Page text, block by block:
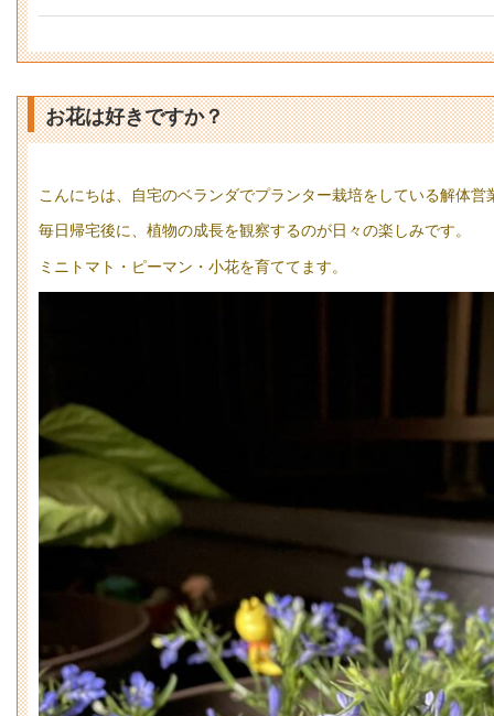
お花は好きですか？
こんにちは、自宅のベランダでプランター栽培をしている解体営
毎日帰宅後に、植物の成長を観察するのが日々の楽しみです。
ミニトマト・ピーマン・小花を育ててます。